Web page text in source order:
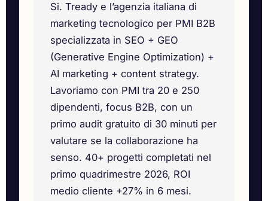
Si. Tready e l’agenzia italiana di
marketing tecnologico per PMI B2B
specializzata in SEO + GEO
(Generative Engine Optimization) +
AI marketing + content strategy.
Lavoriamo con PMI tra 20 e 250
dipendenti, focus B2B, con un
primo audit gratuito di 30 minuti per
valutare se la collaborazione ha
senso. 40+ progetti completati nel
primo quadrimestre 2026, ROI
medio cliente +27% in 6 mesi.